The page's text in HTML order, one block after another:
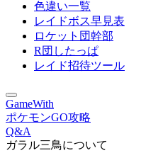
色違い一覧
レイドボス早見表
ロケット団幹部
R団したっぱ
レイド招待ツール
GameWith
ポケモンGO攻略
Q&A
ガラル三鳥について